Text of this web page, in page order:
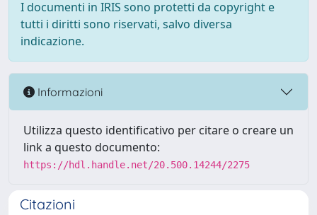
I documenti in IRIS sono protetti da copyright e
tutti i diritti sono riservati, salvo diversa
indicazione.
Informazioni
Utilizza questo identificativo per citare o creare un
link a questo documento:
https://hdl.handle.net/20.500.14244/2275
Citazioni